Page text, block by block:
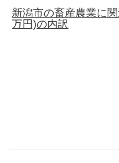
新潟市の畜産農業に
万円)の内訳